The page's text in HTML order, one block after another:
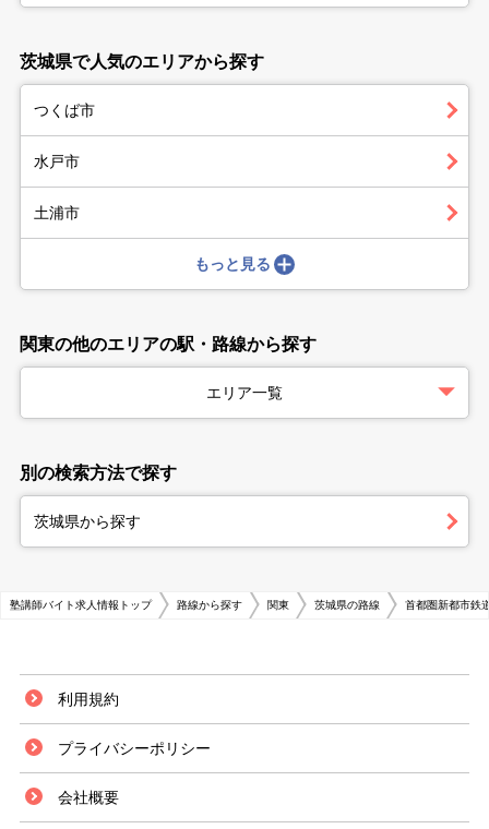
茨城県で人気のエリアから探す
つくば市
水戸市
土浦市
もっと見る
関東の他のエリアの駅・路線から探す
エリア一覧
別の検索方法で探す
茨城県から探す
塾講師バイト求人情報トップ 路線から探す 関東 茨城県の路線 首都圏新都市鉄
利用規約
プライバシーポリシー
会社概要